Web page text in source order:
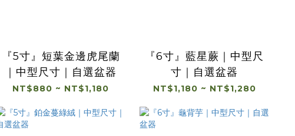
『5寸』短葉金邊虎尾蘭
｜中型尺寸｜自選盆器
NT$880 ~ NT$1,180
『6寸』藍星蕨｜中型尺
寸｜自選盆器
NT$1,180 ~ NT$1,280